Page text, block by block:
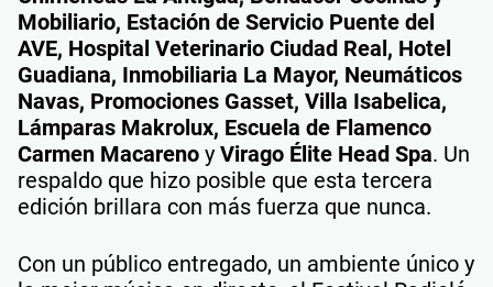
Mobiliario, Estación de Servicio Puente del
AVE, Hospital Veterinario Ciudad Real, Hotel
Guadiana, Inmobiliaria La Mayor, Neumáticos
Navas, Promociones Gasset, Villa Isabelica,
Lámparas Makrolux, Escuela de Flamenco
Carmen Macareno y Virago Élite Head Spa. Un
respaldo que hizo posible que esta tercera
edición brillara con más fuerza que nunca.
Con un público entregado, un ambiente único y